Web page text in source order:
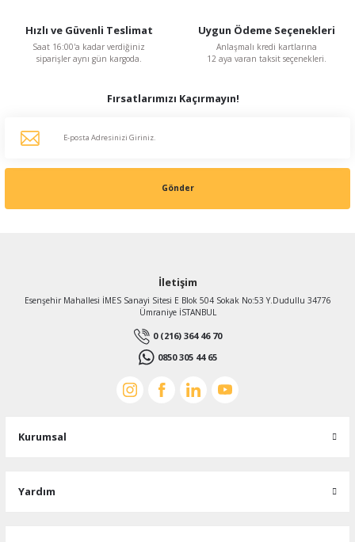
Hızlı ve Güvenli Teslimat
Saat 16:00'a kadar verdiğiniz
siparişler aynı gün kargoda.
Uygun Ödeme Seçenekleri
Anlaşmalı kredi kartlarına
12 aya varan taksit seçenekleri.
Fırsatlarımızı Kaçırmayın!
Gönder
İletişim
Esenşehir Mahallesi İMES Sanayi Sitesi E Blok 504 Sokak No:53 Y.Dudullu 34776
Ümraniye İSTANBUL
0 (216) 364 46 70
0850 305 44 65
Kurumsal
Yardım